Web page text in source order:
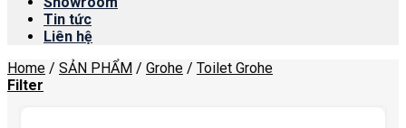
Tin tức
Liên hệ
Home / SẢN PHẨM / Grohe / Toilet Grohe
Filter